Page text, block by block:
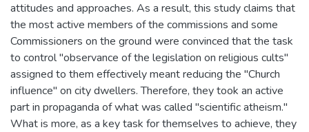
attitudes and approaches. As a result, this study claims that
the most active members of the commissions and some
Commissioners on the ground were convinced that the task
to control "observance of the legislation on religious cults"
assigned to them effectively meant reducing the "Church
influence" on city dwellers. Therefore, they took an active
part in propaganda of what was called "scientific atheism."
What is more, as a key task for themselves to achieve, they